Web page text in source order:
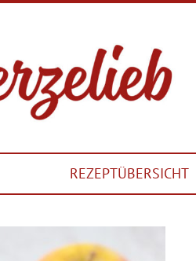
REZEPTÜBERSICHT